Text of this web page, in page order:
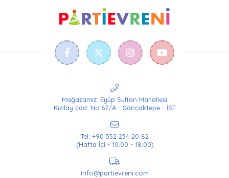
Mağazamız: Eyüp Sultan Mahallesi
Kızılay cad. No:67/A - Sancaktepe - İST
Tel: +90 552 234 20 82
(Hafta İçi - 10.00 - 18.00)
info@partievreni.com